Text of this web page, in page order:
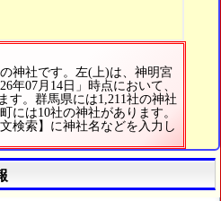
神社です。左(上)は、神明宮
年07月14日」時点において、
す。群馬県には1,211社の神社
には10社の神社があります。
検索】に神社名などを入力し